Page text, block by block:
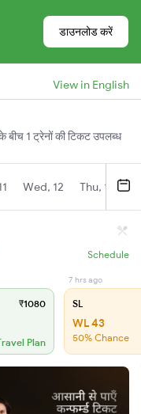
डाउनलोड करें
View in English
1 ट्रेनों की टिकट उपलब्ध
Wed, 12 Thu, 13
Schedule
₹1080
Plan
7 hrs ago
SL
WL 43
50% Chance